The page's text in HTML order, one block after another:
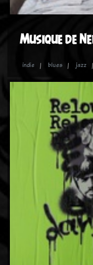
Musique de
indie blues jazz